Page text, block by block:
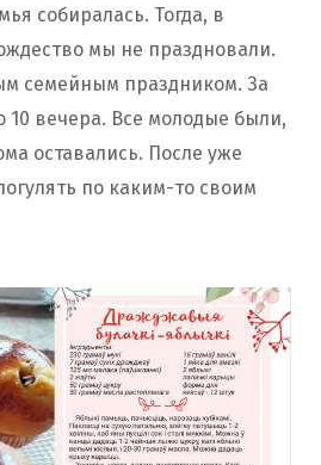
собиралась. Тогда, в
мы не праздновали.
семейным праздником. За
10 вечера. Все молодые были,
оставались. После уже
по каким-то своим